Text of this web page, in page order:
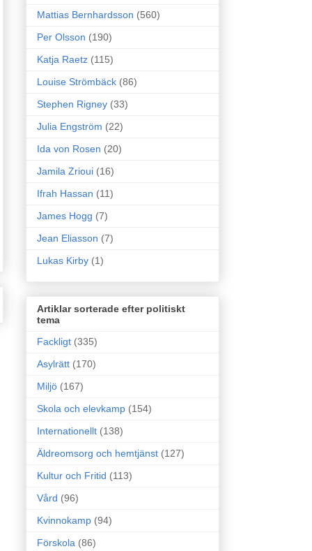
Mattias Bernhardsson (560)
Per Olsson (190)
Katja Raetz (115)
Louise Strömbäck (86)
Stephen Rigney (33)
Julia Engström (22)
Ida von Rosen (20)
Jamila Zrioui (16)
Ifrah Hassan (11)
James Hogg (7)
Jean Eliasson (7)
Lukas Kirby (1)
Artiklar sorterade efter politiskt
tema
Fackligt (335)
Asylrätt (170)
Miljö (167)
Skola och elevkamp (154)
Internationellt (138)
Äldreomsorg och hemtjänst (127)
Kultur och Fritid (113)
Vård (96)
Kvinnokamp (94)
Förskola (86)